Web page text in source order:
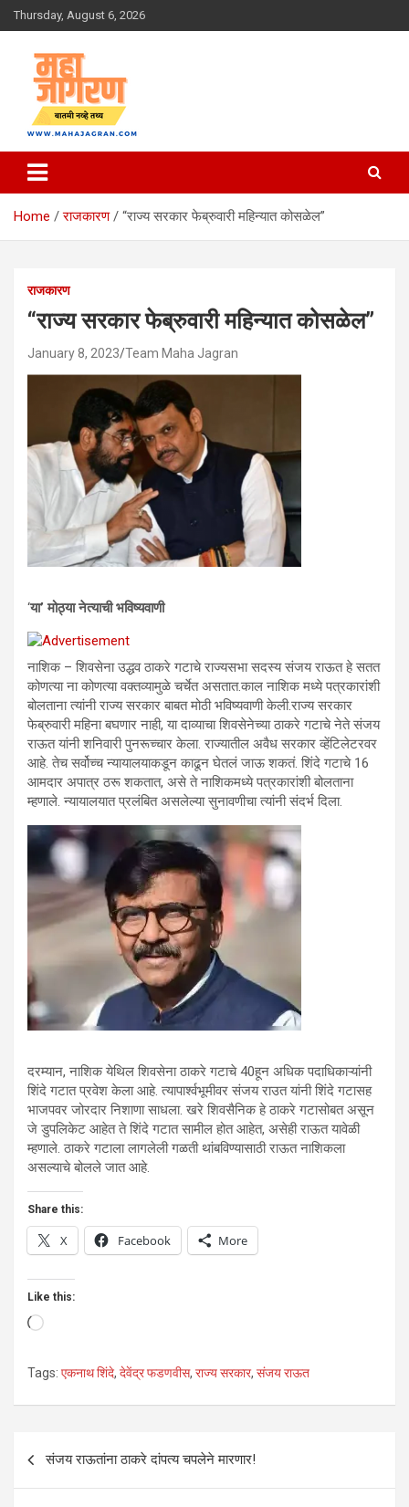
Skip
to
Thursday, August 6, 2026
महा जागरण
Home राजकारण “राज्य सरकार फेब्रुवारी महिन्यात कोसळेल”
राजकारण
“राज्य सरकार फेब्रुवारी महिन्यात कोसळेल”
January 8, 2023 Team Maha Jagran
‘या’ मोठ्या नेत्याची भविष्यवाणी
नाशिक – शिवसेना उद्धव ठाकरे गटाचे राज्यसभा सदस्य संजय राऊत हे सतत
कोणत्या ना कोणत्या वक्तव्यामुळे चर्चेत असतात.काल नाशिक मध्ये पत्रकारांशी
बोलताना त्यांनी राज्य सरकार बाबत मोठी भविष्यवाणी केली.राज्य सरकार
फेब्रुवारी महिना बघणार नाही, या दाव्याचा शिवसेनेच्या ठाकरे गटाचे नेते संजय
राऊत यांनी शनिवारी पुनरूच्चार केला. राज्यातील अवैध सरकार व्हेंटिलेटरवर
आहे. तेच सर्वोच्च न्यायालयाकडून काढून घेतलं जाऊ शकतं. शिंदे गटाचे 16
आमदार अपात्र ठरू शकतात, असे ते नाशिकमध्ये पत्रकारांशी बोलताना
म्हणाले. न्यायालयात प्रलंबित असलेल्या सुनावणीचा त्यांनी संदर्भ दिला.
दरम्यान, नाशिक येथिल शिवसेना ठाकरे गटाचे 40हून अधिक पदाधिकाऱ्यांनी
शिंदे गटात प्रवेश केला आहे. त्यापार्श्वभूमीवर संजय राउत यांनी शिंदे गटासह
भाजपवर जोरदार निशाणा साधला. खरे शिवसैनिक हे ठाकरे गटासोबत असून
जे डुपलिकेट आहेत ते शिंदे गटात सामील होत आहेत, असेही राऊत यावेळी
म्हणाले. ठाकरे गटाला लागलेली गळती थांबविण्यासाठी राऊत नाशिकला
असल्याचे बोलले जात आहे.
Share this:
X Facebook More
Like this:
Loading…
Tags: एकनाथ शिंदे, देवेंद्र फडणवीस, राज्य सरकार, संजय राऊत
Post
संजय राऊतांना ठाकरे दांपत्य चपलेने मारणार!